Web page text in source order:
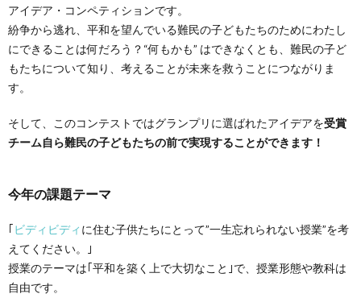
アイデア・コンペティションです。
紛争から逃れ、平和を望んでいる難民の子どもたちのためにわたし
にできることは何だろう？“何もかも” はできなくとも、難民の子ど
もたちについて知り、考えることが未来を救うことにつながりま
す。
そして、このコンテストではグランプリに選ばれたアイデアを受賞
チーム自ら難民の子どもたちの前で実現することができます！
今年の課題テーマ
｢ビディビディ に住む子供たちにとって”一生忘れられない授業”を考
えてください。｣
授業のテーマは｢平和を築く上で大切なこと｣で、授業形態や教科は
自由です。